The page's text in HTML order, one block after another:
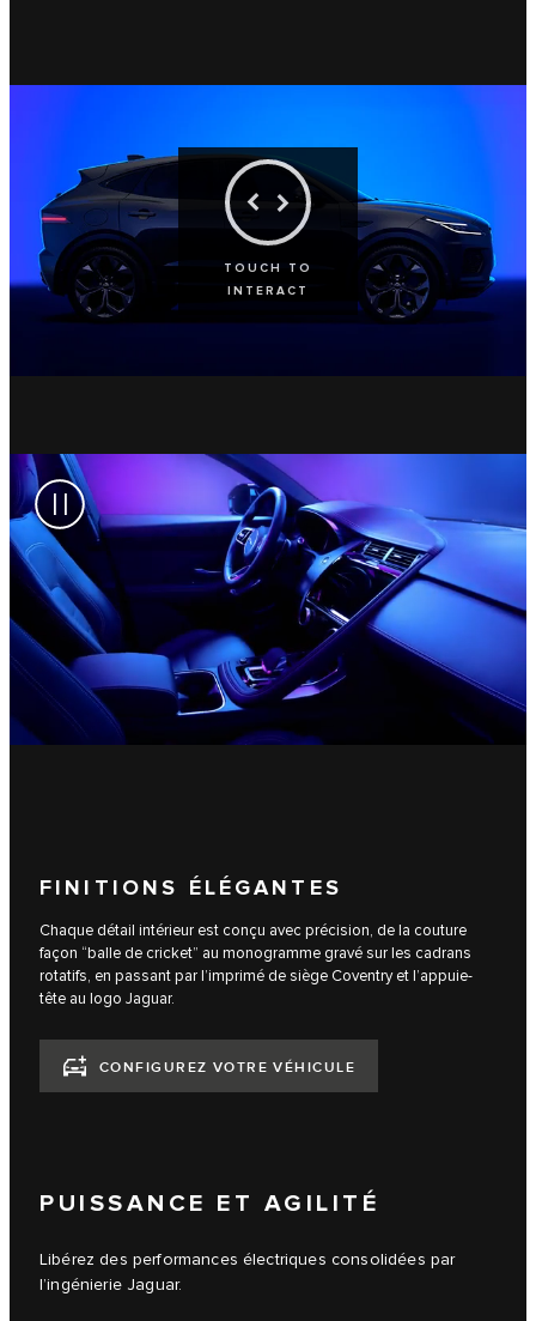
TOUCH TO
INTERACT
FINITIONS ÉLÉGANTES
Chaque détail intérieur est conçu avec précision, de la couture
façon “balle de cricket” au monogramme gravé sur les cadrans
rotatifs, en passant par l’imprimé de siège Coventry et l’appuie-
tête au logo Jaguar.
CONFIGUREZ VOTRE VÉHICULE
PUISSANCE ET AGILITÉ
Libérez des performances électriques consolidées par
l’ingénierie Jaguar.